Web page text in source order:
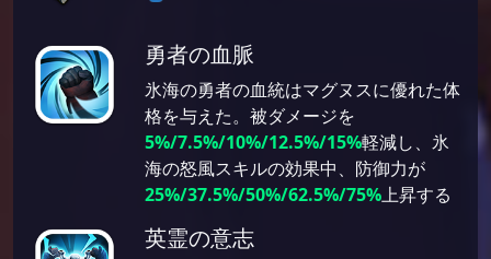
勇者の血脈
氷海の勇者の血統はマグヌスに優れた体
格を与えた。被ダメージを
5%/7.5%/10%/12.5%/15%軽減し、氷
海の怒風スキルの効果中、防御力が
25%/37.5%/50%/62.5%/75%上昇する
英霊の意志